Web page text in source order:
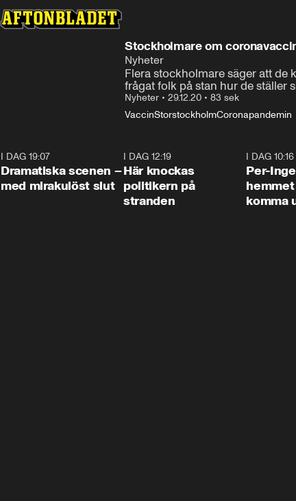
Stockholmare om
Nyheter
Flera stockholmare säger att de
frågat folk på stan hur de ställer
Nyheter • 29.12.20 • 83 sek
VaccinStorstockholmCoronapandemin
I DAG 19:07
Dramatiska scenen –
med mirakulöst slut
I DAG 12:19
Här knockas
politikern på
stranden
I DAG 10:16
Per-
komma